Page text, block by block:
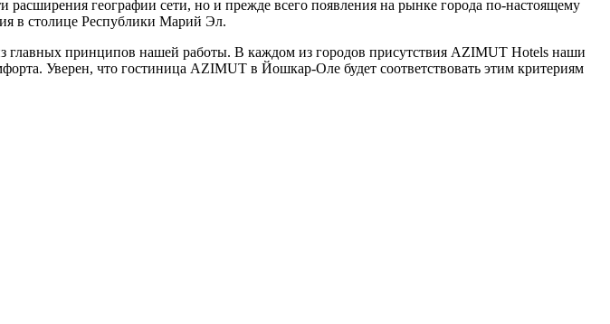
географии сети, но и прежде всего появления на рынке города по-настоящему
в столице Республики Марий Эл.
главных принципов нашей работы. В каждом из городов присутствия AZIMUT Hotels наши
Уверен, что гостиница AZIMUT в Йошкар-Оле будет соответствовать этим критериям